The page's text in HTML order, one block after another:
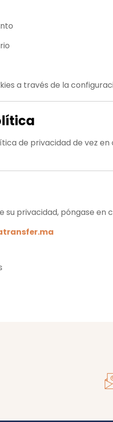
a través de la
de privacidad de vez
su privacidad, póngase en